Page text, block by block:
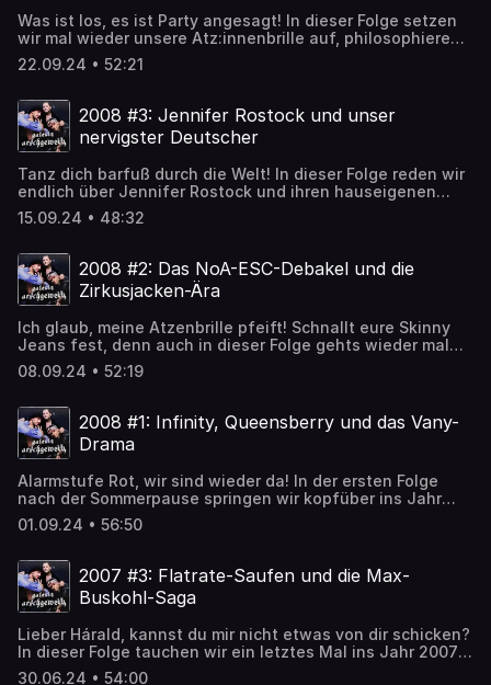
Damian HolodIntro & Trenner: Theresa Ziegler Hosted on
Acast. See acast.com/privacy for more information.
Was ist los, es ist Party angesagt! In dieser Folge setzen
wir mal wieder unsere Atz:innenbrille auf, philosophieren
über den Bandnamen von Some & Any, zollen Jeanette
Tribut und nehmen Abschied von Dr. Vany. Außerdem:
was hat Heidi Klum mit diesem Song zu tun? In diesem
Sinne: Rroo ka do ka do goong ka do ka roo ka doong
doong!Die Playlist zum PodcastGalerie Arschgeweih auf
Damian HolodIntro & Trenner: Theresa Ziegler Hosted on
Acast. See acast.com/privacy for more information.
22.09.24 • 52:21
2008 #3: Jennifer Rostock und unser
nervigster Deutscher
Tanz dich barfuß durch die Welt! In dieser Folge reden wir
endlich über Jennifer Rostock und ihren hauseigenen
Axel Breitung namens Joe, Franz deckt kontroverse
Aussagen von Anastacia auf und bricht eine Lanze für
eigentlich die TV-Show „Die 100 nervigsten Deutschen“?
Und was was hat es mit der „Lesben-Lüge“ auf sich?Die
Playlist zum PodcastGalerie Arschgeweih auf
Damian HolodIntro & Trenner: Theresa Ziegler Hosted on
Acast. See acast.com/privacy for more information.
15.09.24 • 48:32
2008 #2: Das NoA-ESC-Debakel und die
Zirkusjacken-Ära
Ich glaub, meine Atzenbrille pfeift! Schnallt eure Skinny
Jeans fest, denn auch in dieser Folge gehts wieder mal
sowas von rund: Dani entführt uns in seine dadaistische
Welt der Indie-Rocker, Verena schwärmt von ihrem Ashley-
einem der dunkelsten Kapitel in der Geschichte der No
Angels.Die Playlist zum PodcastGalerie Arschgeweih auf
InstagramSchickt uns eine Sprachnachricht!Coverfoto:
Acast. See acast.com/privacy for more information.
08.09.24 • 52:19
2008 #1: Infinity, Queensberry und das Vany-
Drama
Alarmstufe Rot, wir sind wieder da! In der ersten Folge
nach der Sommerpause springen wir kopfüber ins Jahr
2008 und beschäftigen uns wieder einmal mit drängenden
Fragen: Was bedeuten die Lyrics von „Infinity 2008“? Mit
Wann bekommt Daniel seine Musikexpress-Kolumne? Und
warum ist das Queensberry-Album so gut? Also: Relax,
take your time!Die Playlist zum PodcastGalerie
Sprachnachricht!Coverfoto: Damian HolodIntro & Trenner:
Theresa ZieglerDie Playlist zum PodcastGalerie
Arschgeweih auf InstagramSchickt uns eine
01.09.24 • 56:50
2007 #3: Flatrate-Saufen und die Max-
Buskohl-Saga
Lieber Hárald, kannst du mir nicht etwas von dir schicken?
In dieser Folge tauchen wir ein letztes Mal ins Jahr 2007
ab und widmen uns dem vergessenen Schöfferhofer
30.06.24 • 54:00